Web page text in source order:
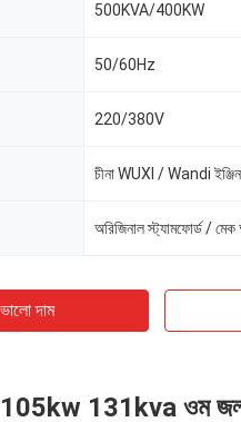
500KVA/400KW
50/60Hz
220/380V
চীনা WUXI / Wandi ইঞ্জিন
অরিজিনাল স্ট্যামফোর্ড / মেক
ভালো দাম
105kw 131kva ওম জল